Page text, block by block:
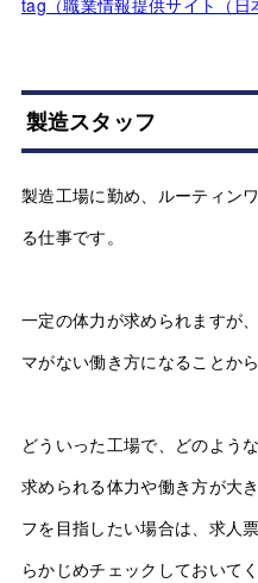
製造スタッフ
製造工場に勤め、ルーティン
る仕事です。
一定の体力が求められますが
マがない働き方になることか
どういった工場で、どのよう
求められる体力や働き方が大
フを目指したい場合は、求人
らかじめチェックしておいてく